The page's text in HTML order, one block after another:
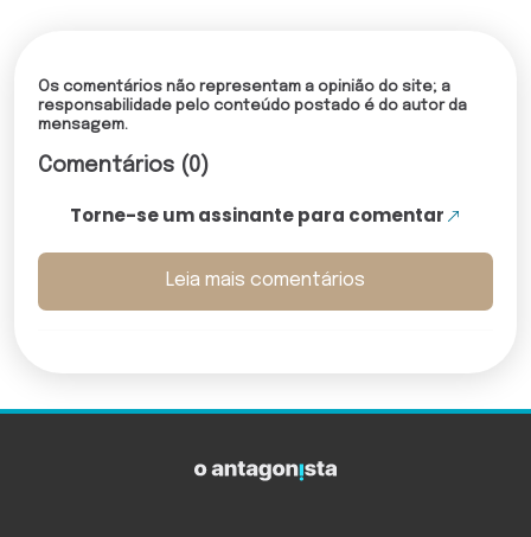
Os comentários não representam a opinião do site; a
responsabilidade pelo conteúdo postado é do autor da
mensagem.
Comentários (0)
Torne-se um assinante para comentar
Leia mais comentários